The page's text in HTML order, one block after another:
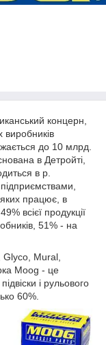
концерн,
виробників
до 10 млрд.
в Детройті,
в р.
яких працює, в
всієї продукції
51% - на
Glyco, Mural,
Moog - це
і рульового
60%.